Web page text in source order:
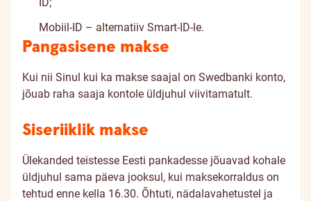
Mobiil-ID – alternatiiv Smart-ID-le.
Pangasisene makse
Kui nii Sinul kui ka makse saajal on Swedbanki konto,
jõuab raha saaja kontole üldjuhul viivitamatult.
Siseriiklik makse
Ülekanded teistesse Eesti pankadesse jõuavad kohale
üldjuhul sama päeva jooksul, kui maksekorraldus on
tehtud enne kella 16.30. Õhtuti, nädalavahetustel ja